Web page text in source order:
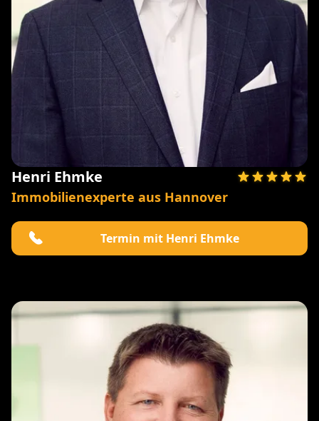
Henri Ehmke
Immobilienexperte aus Hannover
Termin mit Henri Ehmke